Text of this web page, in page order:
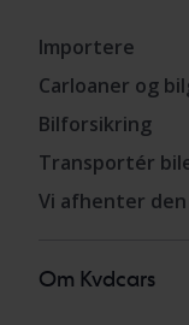
Importere
Carloaner og
Bilforsikring
Transportér
Vi afhenter
Om Kvdcars